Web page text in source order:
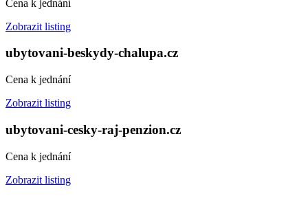
Cena k jednání
Zobrazit listing
ubytovani-beskydy-chalupa.cz
Cena k jednání
Zobrazit listing
ubytovani-cesky-raj-penzion.cz
Cena k jednání
Zobrazit listing